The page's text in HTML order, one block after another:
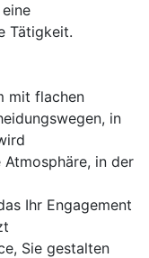
Tätigkeit.
mit flachen
in
in der
Ihr Engagement
Sie gestalten